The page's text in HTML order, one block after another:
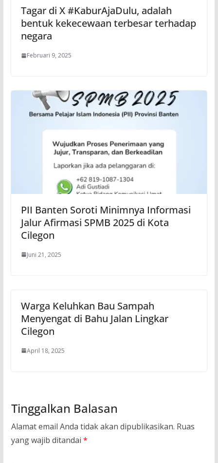
Tagar di X #KaburAjaDulu, adalah
bentuk kekecewaan terbesar terhadap
negara
Februari 9, 2025
PII Banten Soroti Minimnya Informasi
Jalur Afirmasi SPMB 2025 di Kota
Cilegon
Juni 21, 2025
Warga Keluhkan Bau Sampah
Menyengat di Bahu Jalan Lingkar
Cilegon
April 18, 2025
Tinggalkan Balasan
Alamat email Anda tidak akan dipublikasikan. Ruas
yang wajib ditandai *